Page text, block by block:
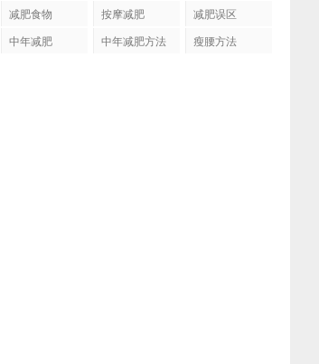
减肥食物
按摩减肥
减肥误区
中年减肥
中年减肥方法 瘦腰方法